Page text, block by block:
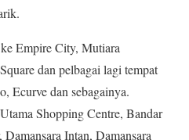
Empire City, Mutiara
dan pelbagai lagi tempat
Ecurve dan sebagainya.
Shopping Centre, Bandar
Intan, Damansara